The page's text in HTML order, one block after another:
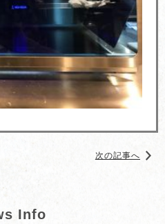
次の記事へ
Info